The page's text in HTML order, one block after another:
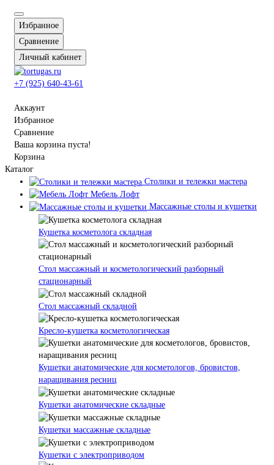
Избранное
Сравнение
Личный кабинет
+7 (925) 640-43-61
Аккаунт
Избранное
Сравнение
Ваша корзина пуста!
Корзина
Каталог
Столики и тележки мастера
Мебель Лофт
Массажные столы и кушетки
Кушетка косметолога складная
Стол массажный и косметологический разборный
стационарный
Стол массажный складной
Кресло-кушетка косметологическая
Кушетки анатомические для косметологов, бровистов,
наращивания ресниц
Кушетки анатомические складные
Кушетки массажные складные
Кушетки с электроприводом